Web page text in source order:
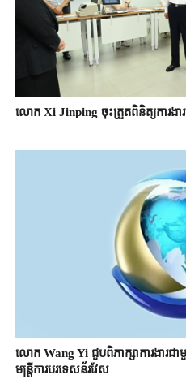
លោក Xi Jinping ចុះត្រួតពិនិត្យការង
លោក Wang Yi ជួបពិភាក្សាការងារជ
មន្ត្រីការបរទេសន័រវែស